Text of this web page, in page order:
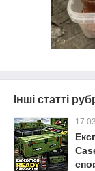
Інші статті